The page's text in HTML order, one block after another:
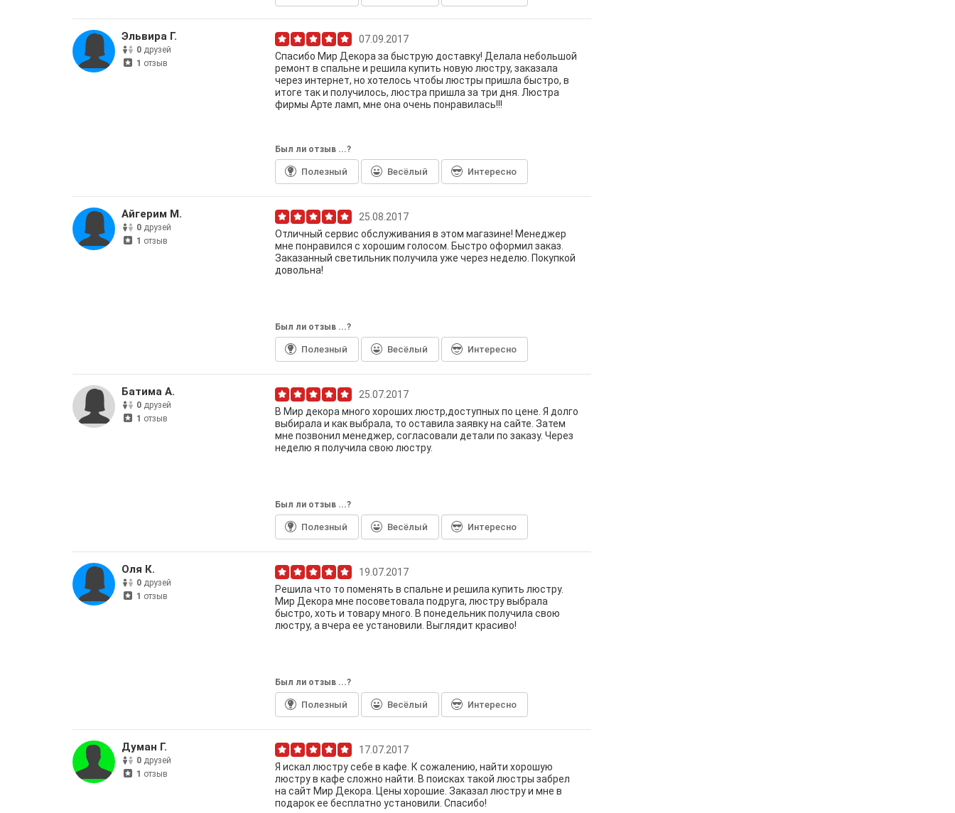
Эльвира Г.
0 друзей
1 отзыв
07.09.2017
Спасибо Мир Декора за быструю доставку! Делала небольшой
ремонт в спальне и решила купить новую люстру, заказала
через интернет, но хотелось чтобы люстры пришла быстро, в
итоге так и получилось, люстра пришла за три дня. Люстра
фирмы Арте ламп, мне она очень понравилась!!!
Был ли отзыв ...?
Полезный Весёлый Интересно
Айгерим М.
0 друзей
1 отзыв
25.08.2017
Отличный сервис обслуживания в этом магазине! Менеджер
мне понравился с хорошим голосом. Быстро оформил заказ.
Заказанный светильник получила уже через неделю. Покупкой
довольна!
Был ли отзыв ...?
Полезный Весёлый Интересно
Батима А.
0 друзей
1 отзыв
25.07.2017
В Мир декора много хороших люстр,доступных по цене. Я долго
выбирала и как выбрала, то оставила заявку на сайте. Затем
мне позвонил менеджер, согласовали детали по заказу. Через
неделю я получила свою люстру.
Был ли отзыв ...?
Полезный Весёлый Интересно
Оля К.
0 друзей
1 отзыв
19.07.2017
Решила что то поменять в спальне и решила купить люстру.
Мир Декора мне посоветовала подруга, люстру выбрала
быстро, хоть и товару много. В понедельник получила свою
люстру, а вчера ее установили. Выглядит красиво!
Был ли отзыв ...?
Полезный Весёлый Интересно
Думан Г.
0 друзей
1 отзыв
17.07.2017
Я искал люстру себе в кафе. К сожалению, найти хорошую
люстру в кафе сложно найти. В поисках такой люстры забрел
на сайт Мир Декора. Цены хорошие. Заказал люстру и мне в
подарок ее бесплатно установили. Спасибо!